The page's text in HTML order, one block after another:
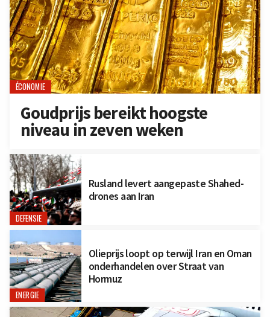
ÉCONOMIE
Goudprijs bereikt hoogste
niveau in zeven weken
DEFENSIE
Rusland levert aangepaste Shahed-
drones aan Iran
ENERGIE
Olieprijs loopt op terwijl Iran en Oman
onderhandelen over Straat van
Hormuz